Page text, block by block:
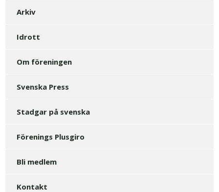
Arkiv
Idrott
Om föreningen
Svenska Press
Stadgar på svenska
Förenings Plusgiro
Bli medlem
Kontakt